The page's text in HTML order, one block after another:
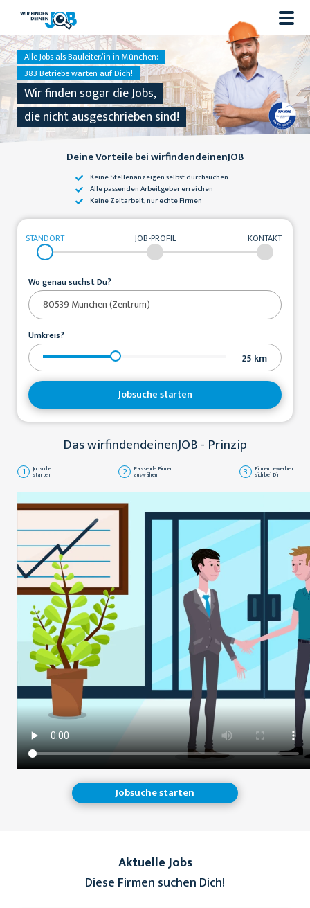
Alle Jobs als Bauleiter/in in München:
383 Betriebe warten auf Dich!
Wir finden sogar die Jobs,
die nicht ausgeschrieben sind!
Deine Vorteile bei wirfindendeinenJOB
Keine Stellenanzeigenselbst durchsuchen
Alle passendenArbeitgeber erreichen
Keine Zeitarbeit,nur echte Firmen
STANDORT JOB-PROFIL KONTAKT
Wo genau suchst Du?
Umkreis?
25 km
Jobsuche starten
Das wirfindendeinenJOB - Prinzip
1 Jobsuche
starten 2 Passende Firmen
auswählen 3 Firmen bewerben
sich bei Dir
Jobsuche starten
Aktuelle Jobs
Diese Firmen suchen Dich!